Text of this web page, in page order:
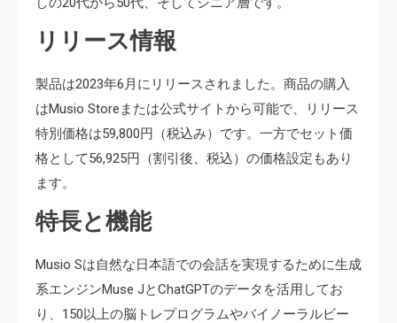
リリース情報
製品は2023年6月にリリースされました。商品の購入
はMusio Storeまたは公式サイトから可能で、リリース
特別価格は59,800円（税込み）です。一方でセット価
格として56,925円（割引後、税込）の価格設定もあり
ます。
特長と機能
Musio Sは自然な日本語での会話を実現するために生成
系エンジンMuse JとChatGPTのデータを活用してお
り、150以上の脳トレプログラムやバイノーラルビー